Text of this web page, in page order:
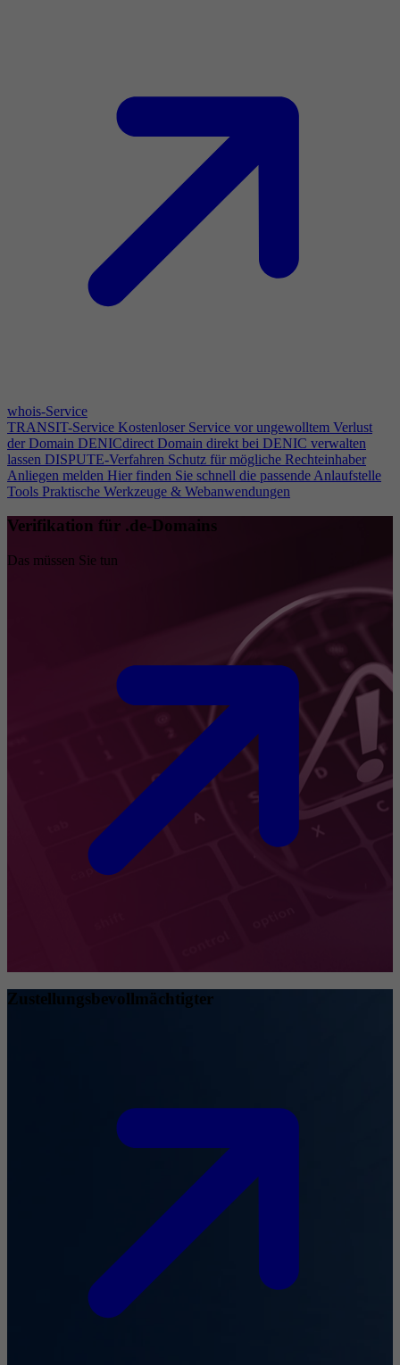
whois-Service
TRANSIT-Service Kostenloser Service vor ungewolltem Verlust
der Domain DENICdirect Domain direkt bei DENIC verwalten
lassen DISPUTE-Verfahren Schutz für mögliche Rechteinhaber
Anliegen melden Hier finden Sie schnell die passende Anlaufstelle
Tools Praktische Werkzeuge & Webanwendungen
Verifikation für .de-Domains
Das müssen Sie tun
Zustellungsbevollmächtigter